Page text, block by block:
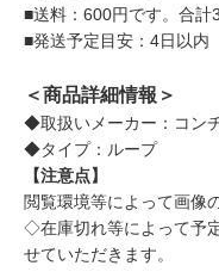
■送料：600円です。合計
■発送予定目安：4日以内
＜商品詳細情報＞
◆取扱いメーカー：コン
◆タイプ：ループ
【注意点】
閲覧環境等によって画像
◇在庫切れ等によって予
せていただきます。